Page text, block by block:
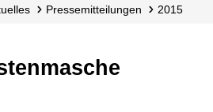
Presse­mitteilungen 2015